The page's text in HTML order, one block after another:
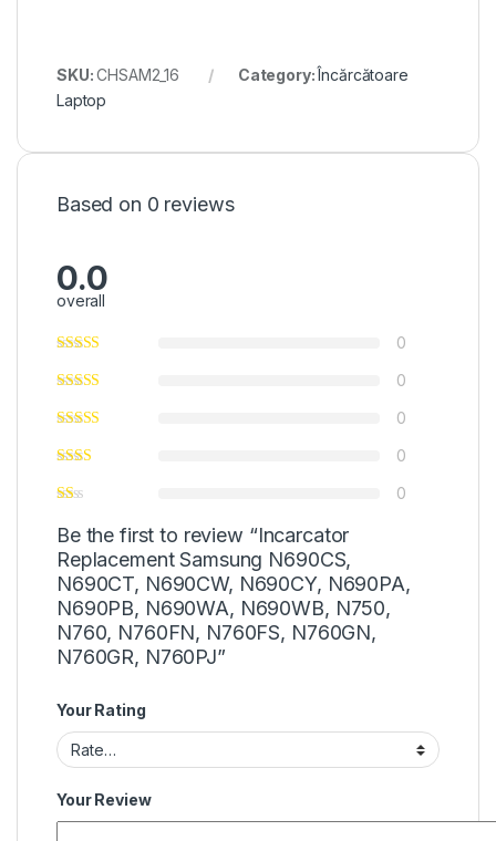
SKU:CHSAM2_16 Category:Încărcătoare
Laptop
Based on 0 reviews
0.0
overall
0
0
0
0
0
Be the first to review “Incarcator
Replacement Samsung N690CS,
N690CT, N690CW, N690CY, N690PA,
N690PB, N690WA, N690WB, N750,
N760, N760FN, N760FS, N760GN,
N760GR, N760PJ”
Your Rating
Your Review